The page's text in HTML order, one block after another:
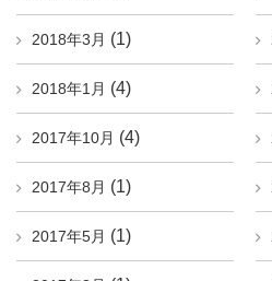
2018年3月 (1)
2018年1月 (4)
2017年10月 (4)
2017年8月 (1)
2017年5月 (1)